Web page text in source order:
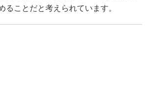
進・肩こり・自律神